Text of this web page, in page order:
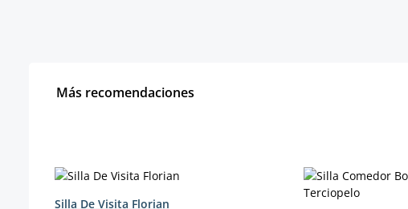
Más recomendaciones
Silla De Visita Florian